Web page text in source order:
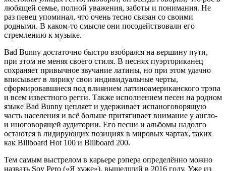
любящей семье, полной уважения, заботы и понимания. Не
раз певец упоминал, что очень тесно связан со своими
родными. В каком-то смысле они посодействовали его
стремлению к музыке.
Bad Bunny достаточно быстро взобрался на вершину пути,
при этом не меняя своего стиля. В песнях пуэрториканец
сохраняет привычное звучание латины, но при этом удачно
вписывает в лирику свои индивидуальные черты,
сформировавшиеся под влиянием латиноамериканского трэпа
и всем известного регги. Также исполнением песен на родном
языке Bad Bunny цепляет и удерживает испаноговорящую
часть населения и всё больше притягивает внимание у англо-
и иноговорящей аудитории. Его песни и альбомы надолго
остаются в лидирующих позициях в мировых чартах, таких
как Billboard Hot 100 и Billboard 200.
Тем самым выстрелом в карьере рэпера определённо можно
назвать Soy Pero («Я хуже»), вышедший в 2016 году. Уже из